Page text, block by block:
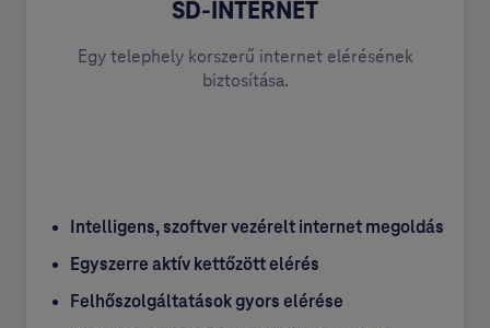
SD-INTERNET
Egy telephely korszerű internet elérésének
biztosítása.
Intelligens, szoftver vezérelt internet megoldás
Egyszerre aktív kettőzött elérés
Felhőszolgáltatások gyors elérése